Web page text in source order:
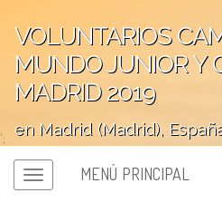
VOLUNTARIOS
MUNDO JUNIOR Y
MADRID 2019
en Madrid (Madrid),
';
MENÚ PRINCIPAL